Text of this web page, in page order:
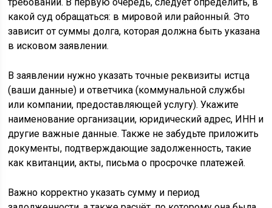
какой суд обращаться: в мировой или районный. Это
зависит от суммы долга, которая должна быть указана
в исковом заявлении.
В заявлении нужно указать точные реквизиты истца
(ваши данные) и ответчика (коммунальной службы
или компании, предоставляющей услугу). Укажите
наименование организации, юридический адрес, ИНН и
другие важные данные. Также не забудьте приложить
документы, подтверждающие задолженность, такие
как квитанции, акты, письма о просрочке платежей.
Важно корректно указать сумму и период